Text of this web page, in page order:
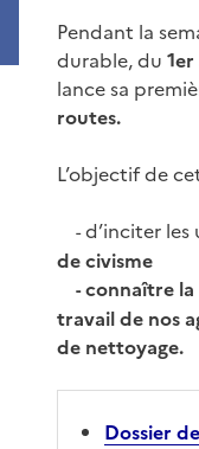
Pendant la
durable, du
lance sa
routes.
L’objectif de
-d’inciter les
de civisme
-connaître la
travailde nos
de nettoyage.
Dossier